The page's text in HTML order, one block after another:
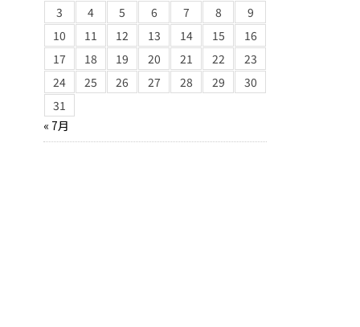
3
4 5 6 7 8
9
10
11 12 13 14 15
16
17
18 19 20 21 22
23
24
25 26 27 28 29
30
31
« 7月